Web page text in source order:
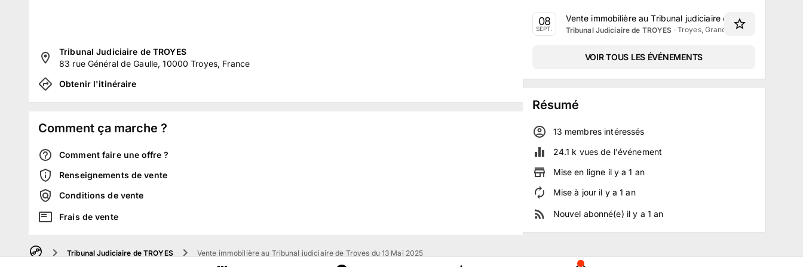
Tribunal Judiciaire de TROYES
83 rue Général de Gaulle, 10000 Troyes, France
Obtenir l'itinéraire
Comment ça marche ?
Comment faire une offre ?
Renseignements de vente
Conditions de vente
Frais de vente
08
SEPT.
Vente immobilière au Tribunal judiciaire de Troyes du 8
Tribunal Judiciaire de TROYES · Troyes, Grand Est
VOIR TOUS LES ÉVÉNEMENTS
Résumé
13 membresintéressés
24.1 k vues de l'événement
Mise en ligne il y a1 an
Mise à jour il y a1 an
Nouvel abonné(e) il y a 1 an
Tribunal Judiciaire de TROYES Vente immobilière au Tribunal judiciaire de Troyes du 13 Mai 2025